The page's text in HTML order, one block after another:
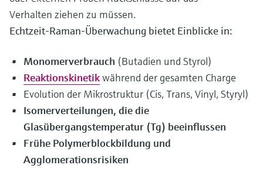
Verhalten ziehen zu müssen.
Echtzeit-Raman-Überwachung bietet Einblicke in:
Monomerverbrauch (Butadien und Styrol)
Reaktionskinetikwährend der gesamten Charge
Evolution der Mikrostruktur (Cis, Trans, Vinyl, Styryl)
Isomerverteilungen, die die
Glasübergangstemperatur (Tg) beeinflussen
Frühe Polymerblockbildung und
Agglomerationsrisiken